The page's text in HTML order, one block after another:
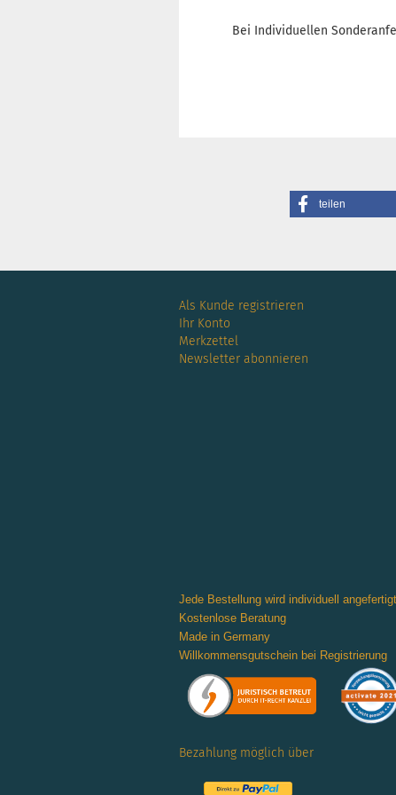
Bei Individuellen
teilen
Als Kunde registrieren
Ihr Konto
Merkzettel
Newsletter abonnieren
Jede Bestellung wird individuell angefertigt
Kostenlose Beratung
Made in Germany
Willkommensgutschein bei Registrierung
Bezahlung möglich über